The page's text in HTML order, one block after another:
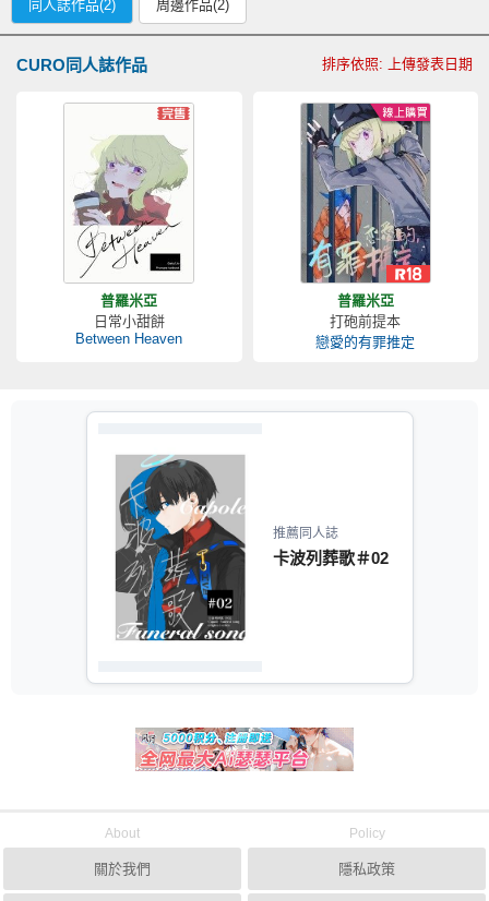
同人誌作品(2) 周邊作品(2)
CURO同人誌作品 排序依照: 上傳發表日期
普羅米亞
日常小甜餅
Between Heaven
普羅米亞
打砲前提本
戀愛的有罪推定
推薦同人誌
卡波列葬歌＃02
About
關於我們
Policy
隱私政策